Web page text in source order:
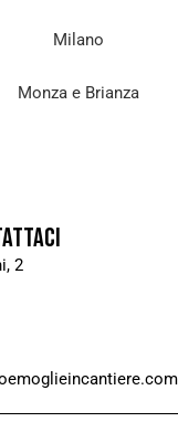
Milano
Monza e Brianza
2